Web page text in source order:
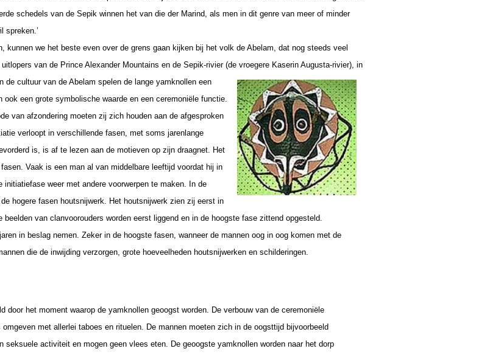
schedels van de Sepik winnen het van die der Marind, als men in dit genre van meer of minder
spreken.’
kunnen we het beste even over de grens gaan kijken bij het volk de Abelam, dat nog steeds veel
van de Prince Alexander Mountains en de Sepik-rivier (de vroegere Kaserin Augusta-rivier), in
de cultuur van de Abelam spelen de lange yamknollen een
een grote symbolische waarde en een ceremoniële functie.
van afzondering moeten zij zich houden aan de afgesproken
verloopt in verschillende fasen, met soms jarenlange
is, is af te lezen aan de motieven op zijn draagnet. Het
Vaak is een man al van middelbare leeftijd voordat hij in
weer met andere voorwerpen te maken. In de
hogere fasen houtsnijwerk. Het houtsnijwerk zien zij eerst in
van clanvoorouders worden eerst liggend en in de hoogste fase zittend opgesteld.
in beslag nemen. Zeker in de hoogste fasen, wanneer de mannen oog in oog komen met de
die de inwijding verzorgen, grote hoeveelheden houtsnijwerken en schilderingen.
door het moment waarop de yamknollen geoogst worden. De verbouw van de ceremoniële
met allerlei taboes en rituelen. De mannen moeten zich in de oogsttijd bijvoorbeeld
seksuele activiteit en mogen geen vlees eten. De geoogste yamknollen worden naar het dorp